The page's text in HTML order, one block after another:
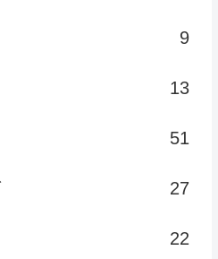
9
13
51
27
22